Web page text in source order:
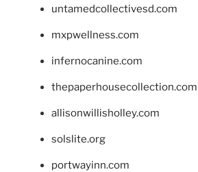
untamedcollectivesd.com
mxpwellness.com
infernocanine.com
thepaperhousecollection.com
allisonwillisholley.com
solslite.org
portwayinn.com